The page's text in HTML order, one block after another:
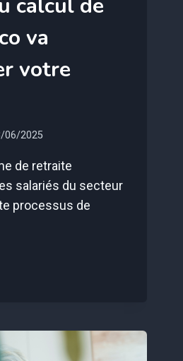
calcul de
va
votre
06/2025
de retraite
salariés du secteur
processus de